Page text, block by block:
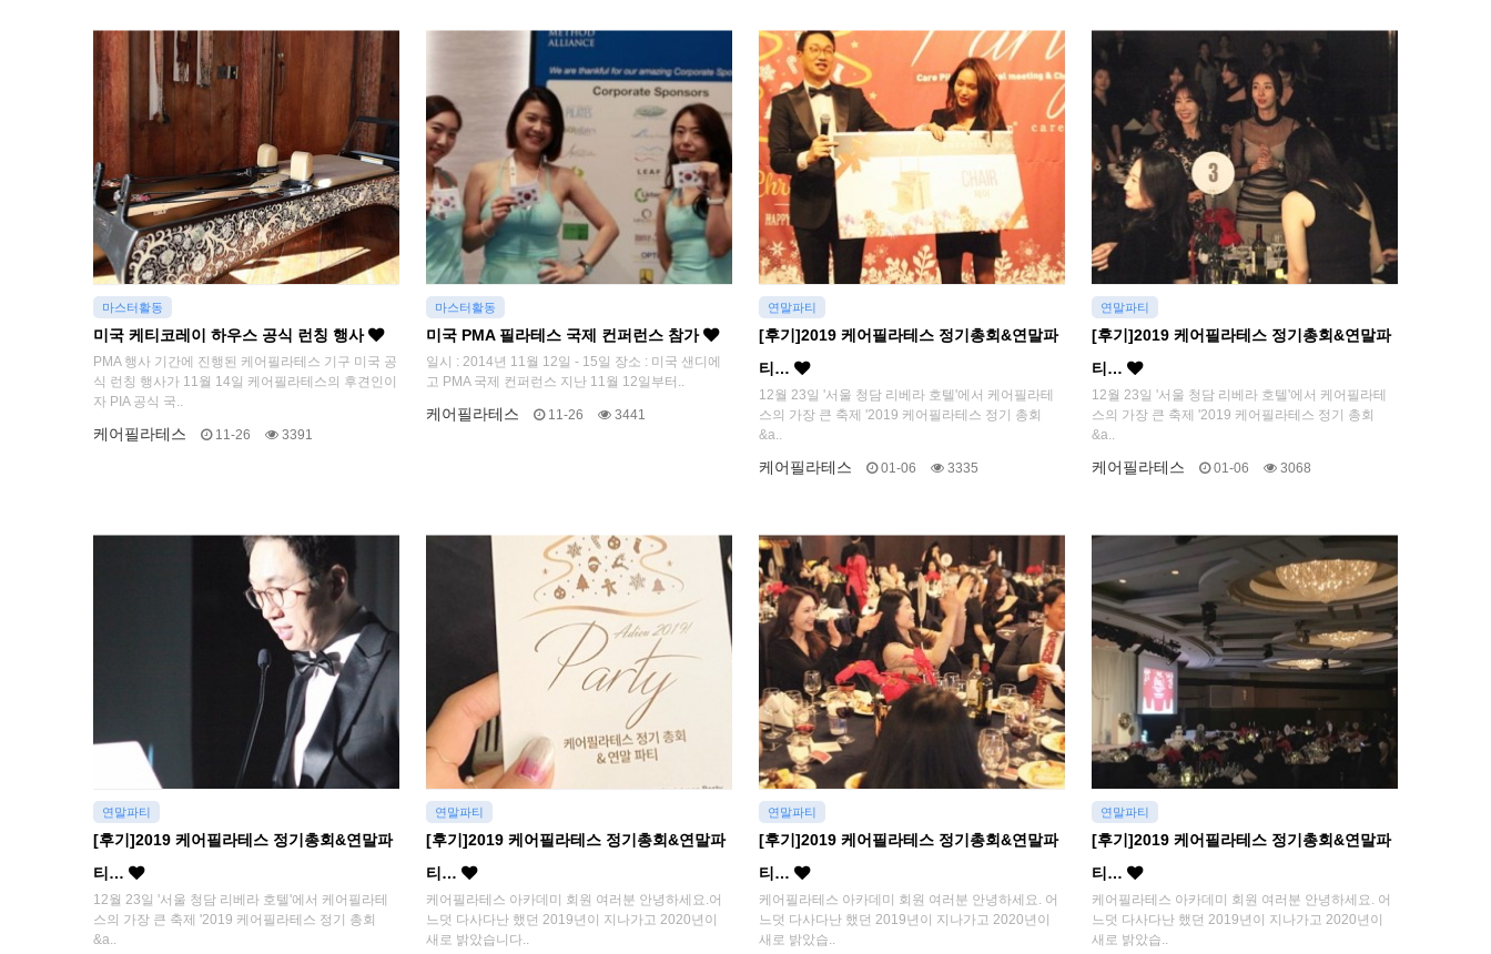
마스터활동
미국 케티코레이 하우스 공식 런칭 행사
PMA 행사 기간에 진행된 케어필라테스 기구 미국 공
식 런칭 행사가 11월 14일 케어필라테스의 후견인이
자 PIA 공식 국..
케어필라테스 11-26 3391
마스터활동
미국 PMA 필라테스 국제 컨퍼런스 참가
일시 : 2014년 11월 12일 - 15일 장소 : 미국 샌디에
고 PMA 국제 컨퍼런스 지난 11월 12일부터..
케어필라테스 11-26 3441
연말파티
[후기]2019 케어필라테스 정기총회&연말파
티…
12월 23일 '서울 청담 리베라 호텔'에서 케어필라테
스의 가장 큰 축제 '2019 케어필라테스 정기 총회
&a..
케어필라테스 01-06 3335
연말파티
[후기]2019 케어필라테스 정기총회&연말파
티…
12월 23일 '서울 청담 리베라 호텔'에서 케어필라테
스의 가장 큰 축제 '2019 케어필라테스 정기 총회
&a..
케어필라테스 01-06 3068
연말파티
[후기]2019 케어필라테스 정기총회&연말파
티…
12월 23일 '서울 청담 리베라 호텔'에서 케어필라테
스의 가장 큰 축제 '2019 케어필라테스 정기 총회
&a..
연말파티
[후기]2019 케어필라테스 정기총회&연말파
티…
케어필라테스 아카데미 회원 여러분 안녕하세요.어
느덧 다사다난 했던 2019년이 지나가고 2020년이
새로 밝았습니다..
연말파티
[후기]2019 케어필라테스 정기총회&연말파
티…
케어필라테스 아카데미 회원 여러분 안녕하세요. 어
느덧 다사다난 했던 2019년이 지나가고 2020년이
새로 밝았습..
연말파티
[후기]2019 케어필라테스 정기총회&연말파
티…
케어필라테스 아카데미 회원 여러분 안녕하세요. 어
느덧 다사다난 했던 2019년이 지나가고 2020년이
새로 밝았습..